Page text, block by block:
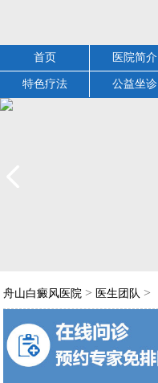
首页 医院简介
特色疗法 公益坐诊
舟山白癜风医院 >医生团队 >